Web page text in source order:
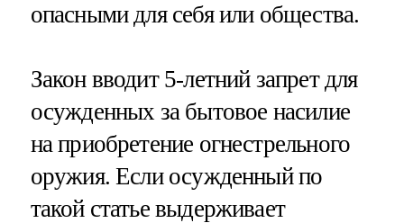
опасными для себя или общества.
Закон вводит 5-летний запрет для
осужденных за бытовое насилие
на приобретение огнестрельного
оружия. Если осужденный по
такой статье выдерживает